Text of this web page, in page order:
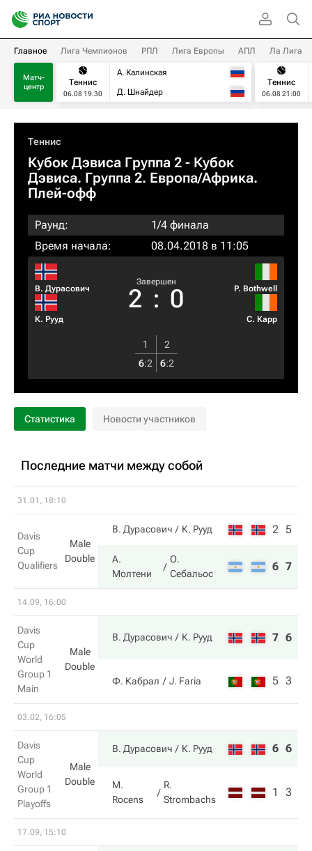
Главное Лига Чемпионов РПЛ Лига Европы АПЛ Ла Лига
Матч-
центр
Теннис
06.08 19:30
А. Калинская
Д. Шнайдер
Теннис
06.08 21:00
Теннис
Кубок Дэвиса Группа 2 - Кубок
Дэвиса. Группа 2. Европа/Африка.
Плей-офф
Раунд:
1/4 финала
Время начала:
08.04.2018 в 11:05
В. Дурасович
К. Рууд
Завершен
2 : 0 P. Bothwell
С. Карр
1
2
6:2 6:2
Статистика Новости участников
Последние матчи между собой
31.01, 18:10
Davis
Cup
Qualifiers
Male
Double
В. Дурасович К. Рууд 2 5
А.
Молтени
О.
Себальос
6 7
14.09, 16:00
Davis
Cup
World
Group 1
Main
Male
Double
В. Дурасович К. Рууд 7 6
Ф. Кабрал J. Faria 5 3
03.02, 16:05
Davis
Cup
World
Group 1
Playoffs
Male
Double
В. Дурасович К. Рууд 6 6
M.
Rocens
R.
Strombachs
1 3
17.09, 15:10